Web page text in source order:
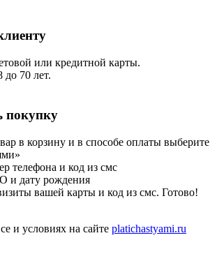
или кредитной карты.
до 70 лет.
покупку
в корзину и в способе оплаты выберите
телефона и код из смс
и дату рождения
вашей карты и код из смс. Готово!
и условиях на сайте platichastyami.ru